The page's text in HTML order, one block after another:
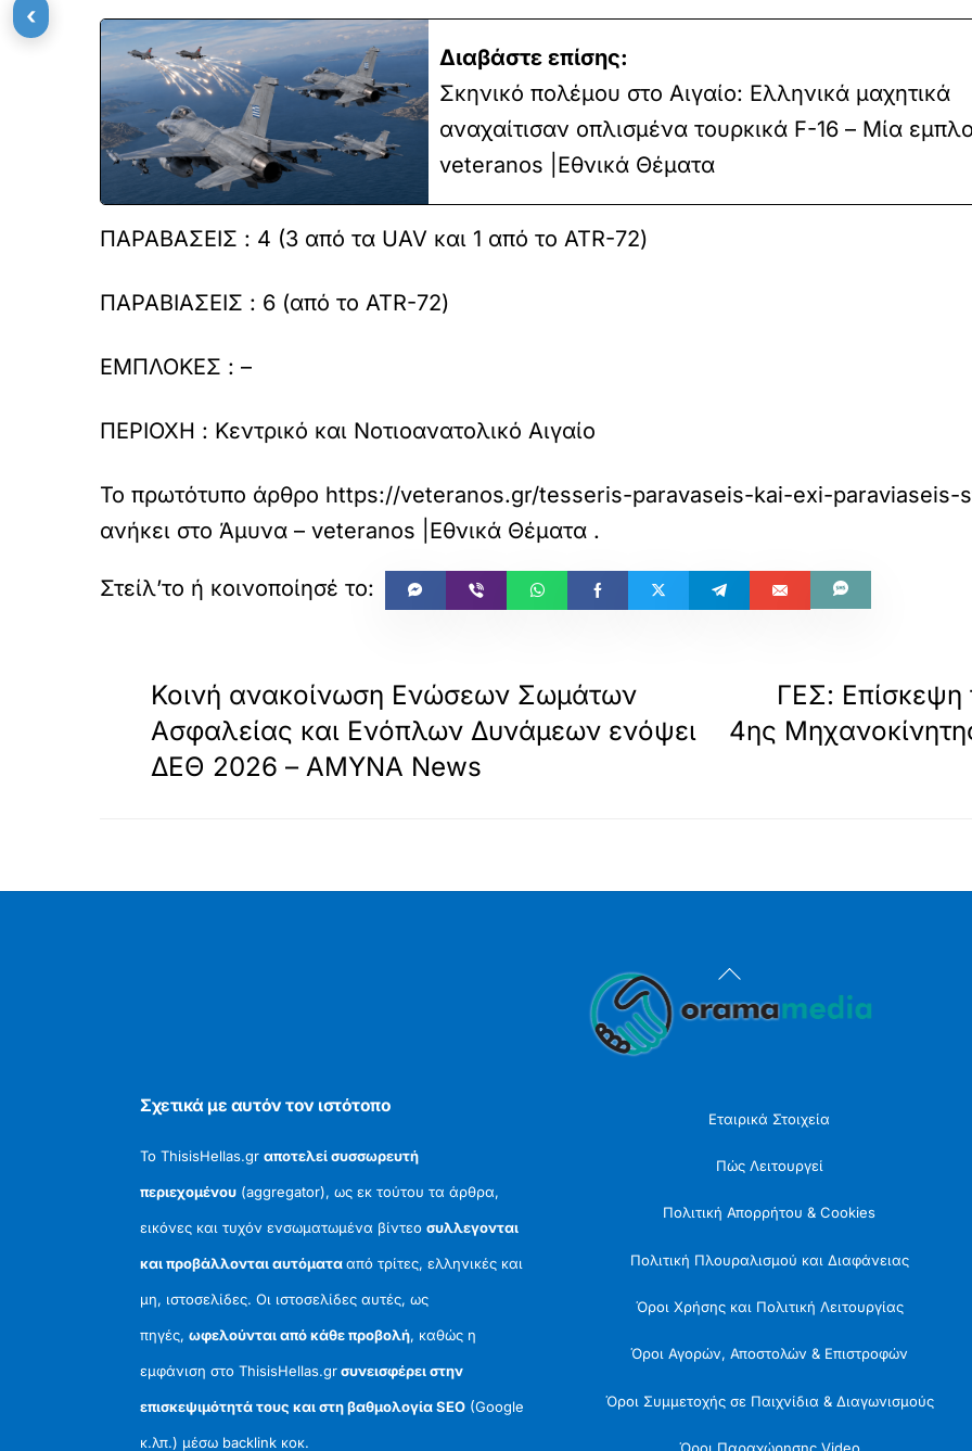
Διαβάστε επίσης:
Σκηνικό πολέμου στο Αιγαίο: Ελληνικά μαχητικά
αναχαίτισαν οπλισμένα τουρκικά F-16 – Μία
veteranos |Εθνικά Θέματα
ΠΑΡΑΒΑΣΕΙΣ : 4 (3 από τα UAV και 1 από το ATR-72)
ΠΑΡΑΒΙΑΣΕΙΣ : 6 (από το ATR-72)
ΕΜΠΛΟΚΕΣ : –
ΠΕΡΙΟΧΗ : Κεντρικό και Νοτιοανατολικό Αιγαίο
Το πρωτότυπο άρθρο https://veteranos.gr/tesseris-paravaseis-kai-exi-
ανήκει στο Άμυνα – veteranos |Εθνικά Θέματα .
Κοινή ανακοίνωση Ενώσεων Σωμάτων
Ασφαλείας και Ενόπλων Δυνάμεων ενόψει
ΔΕΘ 2026 – ΑΜΥΝΑ News
ΓΕΣ: Επίσκεψη
4ης
Back
To
Σχετικά με αυτόν τον ιστότοπο
Το ThisisHellas.grαποτελεί συσσωρευτή
περιεχομένου (aggregator), ως εκ τούτου τα άρθρα,
εικόνες και τυχόν ενσωματωμένα βίντεοσυλλεγονται
και προβάλλονται αυτόματααπό τρίτες, ελληνικές και
μη, ιστοσελίδες. Οι ιστοσελίδες αυτές, ως
πηγές,ωφελούνται από κάθε προβολή, καθώς η
εμφάνιση στο ThisisHellas.grσυνεισφέρει στην
επισκεψιμότητά τους και στη βαθμολογία SEO (Google
κ.λπ.) μέσω backlink κοκ.
Εταιρικά Στοιχεία
Πώς Λειτουργεί
Πολιτική Απορρήτου & Cookies
Πολιτική Πλουραλισμού και Διαφάνειας
Όροι Χρήσης και Πολιτική Λειτουργίας
Όροι Αγορών, Αποστολών & Επιστροφών
Όροι Συμμετοχής σε Παιχνίδια & Διαγωνισμούς
‹